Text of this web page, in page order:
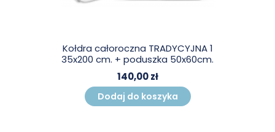
Kołdra całoroczna TRADYCYJNA 1
35x200 cm. + poduszka 50x60cm.
140,00 zł
Dodaj do koszyka